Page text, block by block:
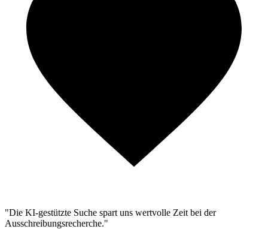
"Die KI-gestützte Suche spart uns wertvolle Zeit bei der
Ausschreibungsrecherche."